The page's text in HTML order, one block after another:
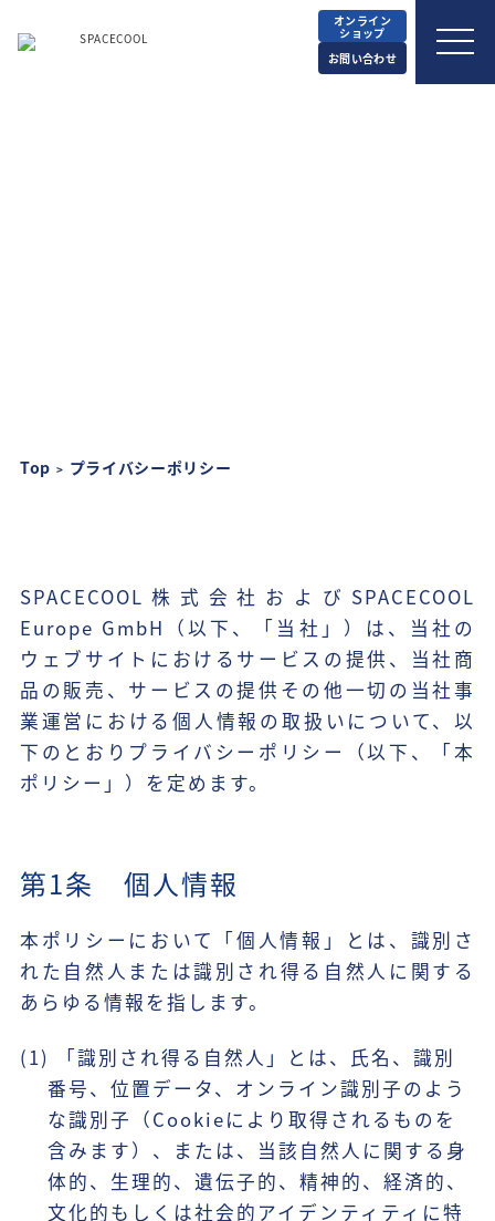
オンライン
ショップ
お問い合わせ
Top プライバシーポリシー
SPACECOOL株式会社およびSPACECOOL
Europe GmbH（以下、「当社」）は、当社の
ウェブサイトにおけるサービスの提供、当社商
品の販売、サービスの提供その他一切の当社事
業運営における個人情報の取扱いについて、以
下のとおりプライバシーポリシー（以下、「本
ポリシー」）を定めます。
第1条 個人情報
本ポリシーにおいて「個人情報」とは、識別さ
れた自然人または識別され得る自然人に関する
あらゆる情報を指します。
(1) 「識別され得る自然人」とは、氏名、識別
番号、位置データ、オンライン識別子のよう
な識別子（Cookieにより取得されるものを
含みます）、または、当該自然人に関する身
体的、生理的、遺伝子的、精神的、経済的、
文化的もしくは社会的アイデンティティに特